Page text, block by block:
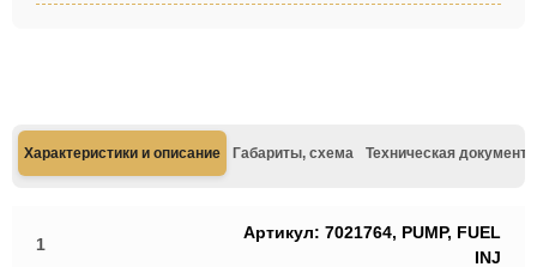
Характеристики и описание Габариты, схема Техническая
1
Артикул: 7021764, PUMP, FUEL
INJ